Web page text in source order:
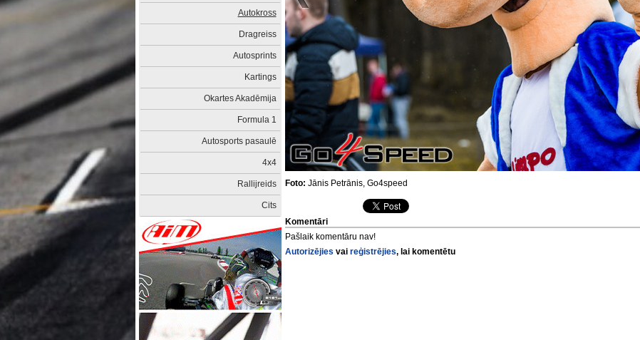
Autokross
Dragreiss
Autosprints
Kartings
Okartes Akadēmija
Formula 1
Autosports pasaulē
4x4
Rallijreids
Cits
Foto: Jānis Petrānis, Go4speed
Komentāri
Pašlaik komentāru nav!
Autorizējies vai reģistrējies, lai komentētu